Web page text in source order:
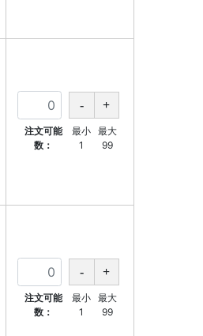
注文可能
数：
最小
1
最大
99
注文可能
数：
最小
1
最大
99